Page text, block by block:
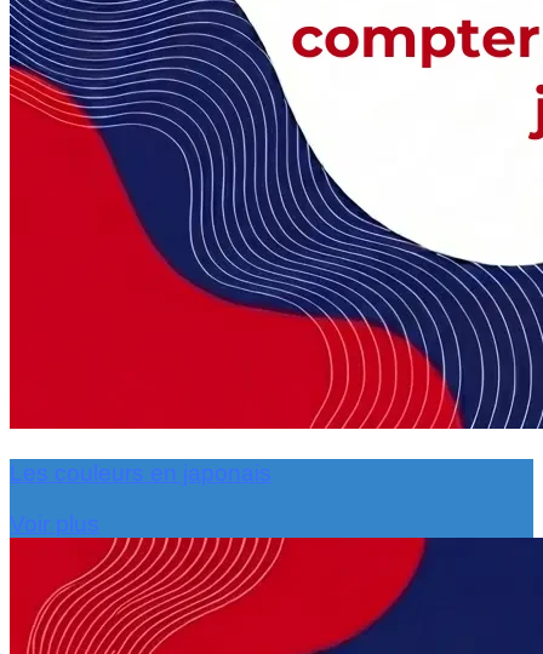
Les couleurs en japonais
Voir plus